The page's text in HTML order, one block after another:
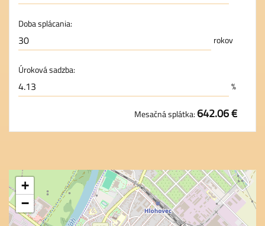
Doba splácania:
rokov
Úroková sadzba:
%
Mesačná splátka: 642.06 €
+
−